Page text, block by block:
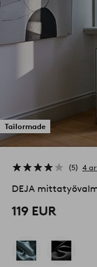
Tailormade
5 4
DEJA
119 EUR